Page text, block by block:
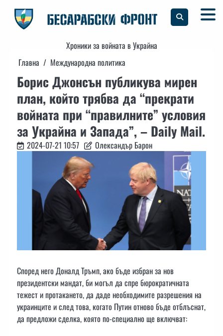
content
Хроники за войната в Украйна
Главна
Международна политика
Борис Джонсън публикува мирен
план, който трябва да “прекрати
войната при “правилните” условия
за Украйна и Запада”, – Daily Mail.
2024-07-21 10:57 Олександър Барон
Според него Доналд Тръмп, ако бъде избран за нов
президентски мандат, би могъл да спре бюрократичната
тежест и протакането, да даде необходимите разрешения на
украинците и след това, когато Путин отново бъде отблъснат,
да предложи сделка, която по-специално ще включват: